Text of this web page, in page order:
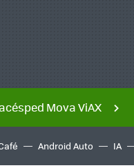
Mova ViAX
Android Auto IA